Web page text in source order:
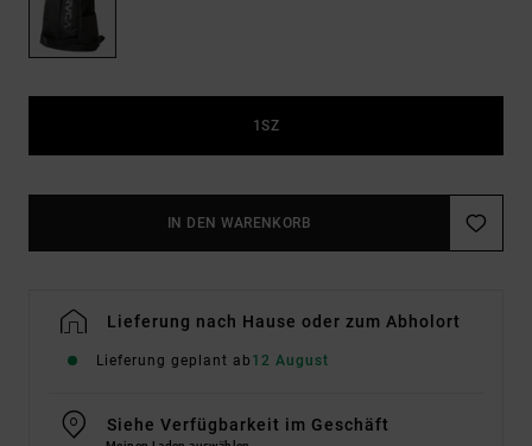
1SZ
IN DEN WARENKORB
Lieferung nach Hause oder zum Abholort
Lieferung geplant ab 12 August
Siehe Verfügbarkeit im Geschäft